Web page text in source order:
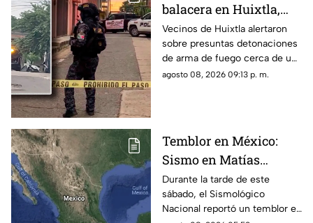
balacera en Huixtla,
Chiapas: Vecinos
alertan por
detonaciones de fuego
Vecinos de Huixtla alertaron
sobre presuntas detonaciones
de arma de fuego cerca de una
bodega de café. Circulan
agosto 08, 2026 09:13 p. m.
Temblor en México:
Sismo en Matías
Romero, Oaxaca, hoy 8
de agosto de 2026
Durante la tarde de este
sábado, el Sismológico
Nacional reportó un temblor en